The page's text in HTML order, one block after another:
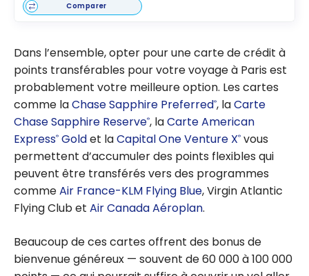
Comparer
Dans l’ensemble, opter pour une carte de crédit à
points transférables pour votre voyage à Paris est
probablement votre meilleure option. Les cartes
comme laChase Sapphire Preferred®, laCarte
Chase Sapphire Reserve®, laCarte American
Express® Goldet laCapital One Venture X® vous
permettent d’accumuler des points flexibles qui
peuvent être transférés vers des programmes
commeAir France-KLM Flying Blue, Virgin Atlantic
Flying Club et Air Canada Aéroplan.
Beaucoup de ces cartes offrent des bonus de
bienvenue généreux — souvent de 60 000 à 100 000